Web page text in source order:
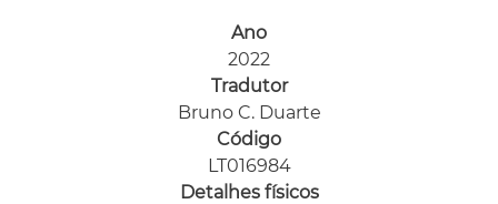
Ano
2022
Tradutor
Bruno C. Duarte
Código
LT016984
Detalhes físicos